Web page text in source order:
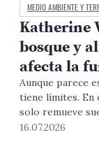
MEDIO AMBIENTE Y
Katherine
bosque y
afecta la
filtro
Aunque parece
tiene límites. En
solo remueve
amazónicos,
16.07.2026